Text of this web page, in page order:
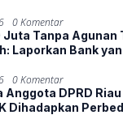
0 Komentar
Juta Tanpa Agunan
Laporkan Bank
0 Komentar
Anggota DPRD
Dihadapkan